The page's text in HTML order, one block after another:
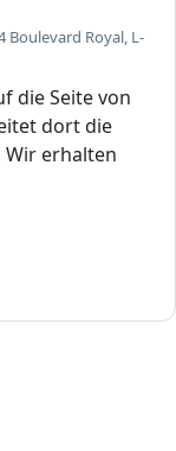
Boulevard Royal, L-
die Seite von
dort die
erhalten